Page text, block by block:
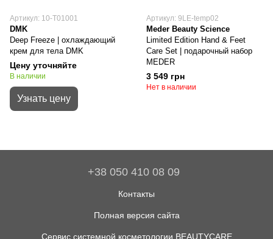
Артикул: 10-T01001
DMK
Deep Freeze | охлаждающий
крем для тела DMK
Цену уточняйте
В наличии
Узнать цену
Артикул: 9LE-temp02
Meder Beauty Science
Limited Edition Hand & Feet
Care Set | подарочный набор
MEDER
3 549 грн
Нет в наличии
+38 050 410 08 09
Контакты
Полная версия сайта
Сервис системной косметологии BEAUTYCARE